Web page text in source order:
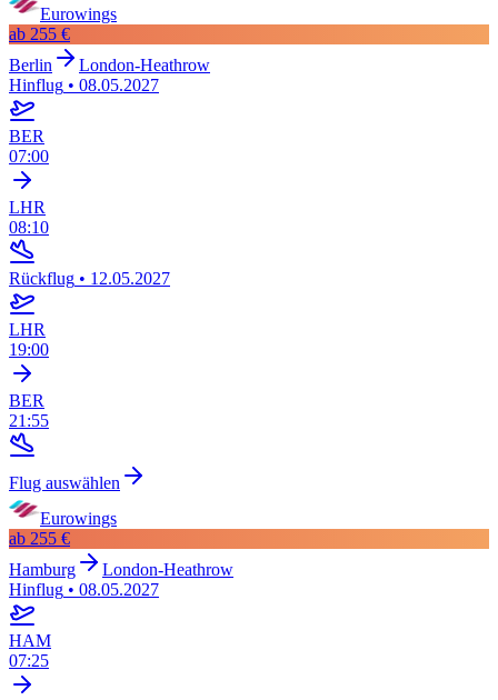
Eurowings
ab 255 €
Berlin
London-Heathrow
Hinflug • 08.05.2027
BER
07:00
LHR
08:10
Rückflug • 12.05.2027
LHR
19:00
BER
21:55
Flug auswählen
Eurowings
ab 255 €
Hamburg
London-Heathrow
Hinflug • 08.05.2027
HAM
07:25